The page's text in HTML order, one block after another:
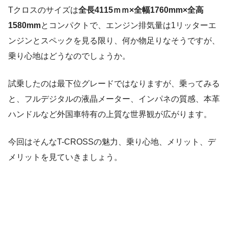
Tクロスのサイズは全長4115ｍｍ×全幅1760mm×全高
1580mmとコンパクトで、エンジン排気量は1リッターエ
ンジンとスペックを見る限り、何か物足りなそうですが、
乗り心地はどうなのでしょうか。
試乗したのは最下位グレードではなりますが、乗ってみる
と、フルデジタルの液晶メーター、インパネの質感、本革
ハンドルなど外国車特有の上質な世界観が広がります。
今回はそんなT-CROSSの魅力、乗り心地、メリット、デ
メリットを見ていきましょう。